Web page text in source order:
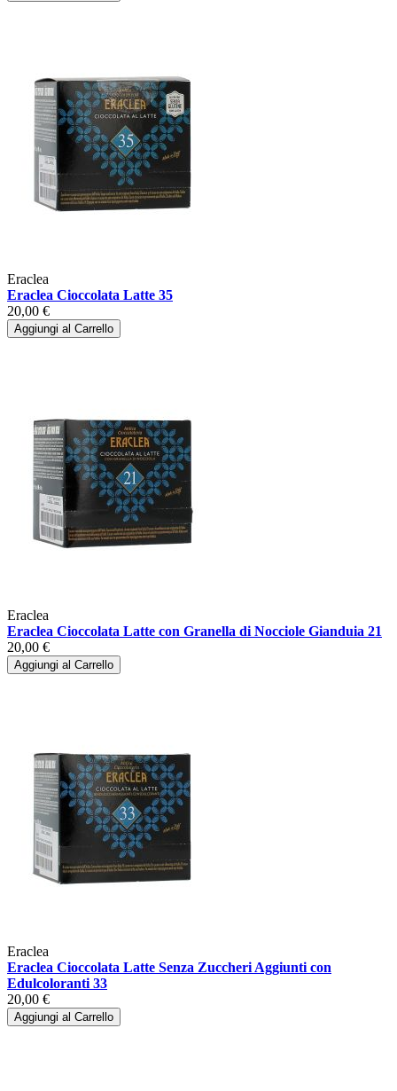
Eraclea
Eraclea Cioccolata Latte 35
20,00 €
Aggiungi al Carrello
Eraclea
Eraclea Cioccolata Latte con Granella di Nocciole Gianduia 21
20,00 €
Aggiungi al Carrello
Eraclea
Eraclea Cioccolata Latte Senza Zuccheri Aggiunti con
Edulcoloranti 33
20,00 €
Aggiungi al Carrello